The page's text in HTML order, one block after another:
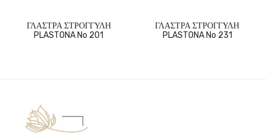
ΓΛΑΣΤΡΑ ΣΤΡΟΓΓΥΛΗ
PLASTONA No 201
ΓΛΑΣΤΡΑ ΣΤΡΟΓΓΥΛΗ
PLASTONA No 231